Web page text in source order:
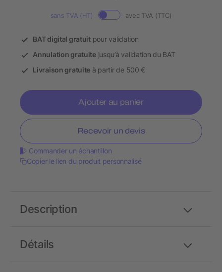
sans TVA (HT) avec TVA (TTC)
BAT digital gratuitpour validation
Annulation gratuitejusqu’à validation du BAT
Livraison gratuite à partir de 500 €
Ajouter au panier
Recevoir un devis
Commander un échantillon
Copier le lien du produit personnalisé
Détails
Description